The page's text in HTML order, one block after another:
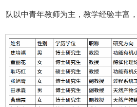
队以中青年教师为主，教学经验丰富